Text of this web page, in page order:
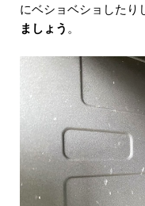
にベショベショしたり
ましょう 。